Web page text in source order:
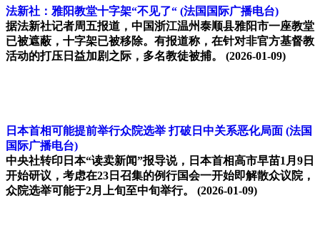
法新社：雅阳教堂十字架“不见了“ (法国国际广播电台)
据法新社记者周五报道，中国浙江温州泰顺县雅阳市一座教堂
已被遮蔽，十字架已被移除。有报道称，在针对非官方基督教
活动的打压日益加剧之际，多名教徒被捕。 (2026-01-09)
日本首相可能提前举行众院选举 打破日中关系恶化局面 (法国
国际广播电台)
中央社转印日本“读卖新闻”报导说，日本首相高市早苗1月9日
开始研议，考虑在23日召集的例行国会一开始即解散众议院，
众院选举可能于2月上旬至中旬举行。 (2026-01-09)